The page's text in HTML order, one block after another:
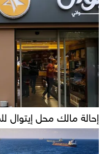
إحالة مالك محل إيتوال